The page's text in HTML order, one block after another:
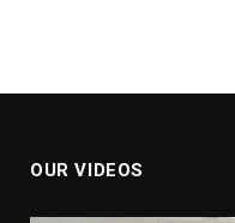
OUR VIDEOS